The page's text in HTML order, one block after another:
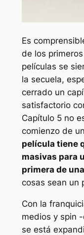
Es
de los
películas se
la secuela,
cerrado un
satisfactorio
Capítulo 5no
comienzo de
película tiene
masivas para
primera de
cosas sean un
Con la
medios y spin
se está